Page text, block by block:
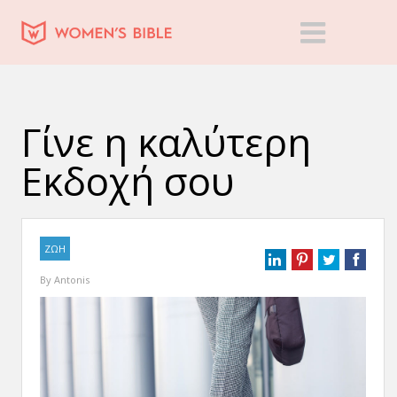
Γίνε η καλύτερη
Εκδοχή σου
ΖΩΗ
By Antonis